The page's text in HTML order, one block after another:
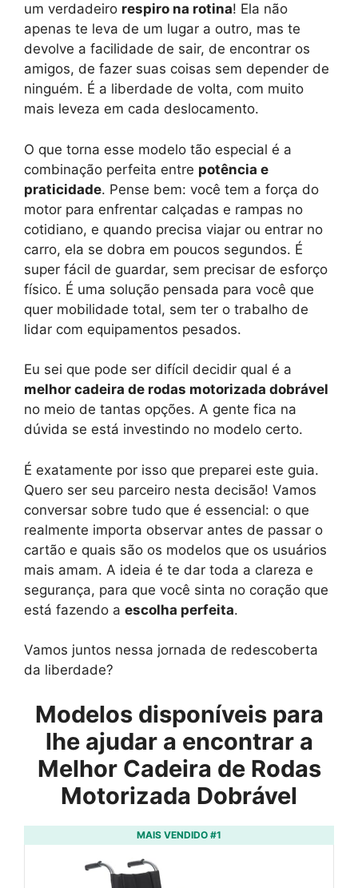
um verdadeiro respiro na rotina! Ela não
apenas te leva de um lugar a outro, mas te
devolve a facilidade de sair, de encontrar os
amigos, de fazer suas coisas sem depender de
ninguém. É a liberdade de volta, com muito
mais leveza em cada deslocamento.
O que torna esse modelo tão especial é a
combinação perfeita entre potência e
praticidade. Pense bem: você tem a força do
motor para enfrentar calçadas e rampas no
cotidiano, e quando precisa viajar ou entrar no
carro, ela se dobra em poucos segundos. É
super fácil de guardar, sem precisar de esforço
físico. É uma solução pensada para você que
quer mobilidade total, sem ter o trabalho de
lidar com equipamentos pesados.
Eu sei que pode ser difícil decidir qual é a
melhor cadeira de rodas motorizada dobrável
no meio de tantas opções. A gente fica na
dúvida se está investindo no modelo certo.
É exatamente por isso que preparei este guia.
Quero ser seu parceiro nesta decisão! Vamos
conversar sobre tudo que é essencial: o que
realmente importa observar antes de passar o
cartão e quais são os modelos que os usuários
mais amam. A ideia é te dar toda a clareza e
segurança, para que você sinta no coração que
está fazendo a escolha perfeita.
Vamos juntos nessa jornada de redescoberta
da liberdade?
Modelos disponíveis para
lhe ajudar a encontrar a
Melhor Cadeira de Rodas
Motorizada Dobrável
MAIS VENDIDO #1